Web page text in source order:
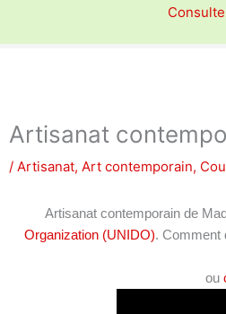
Artisanat
/Artisanat,Art contemporain,
Artisanat contemporain de
Organization (UNIDO). Comment
ou